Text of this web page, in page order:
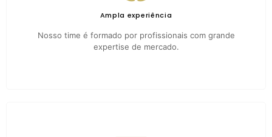
Ampla experiência
Nosso time é formado por profissionais com grande
expertise de mercado.